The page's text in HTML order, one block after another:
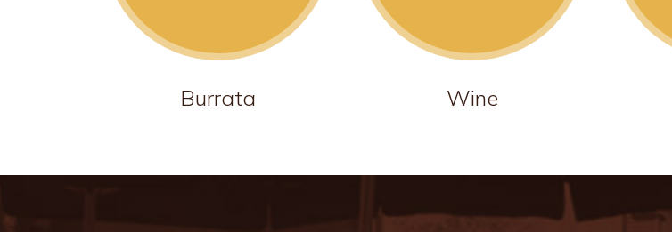
Burrata Wine